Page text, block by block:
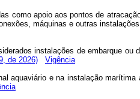
como apoio aos pontos de
máquinas e outras
instalações de embarque ou
de 2026)
Vigência
aquaviário e na instalação marítima